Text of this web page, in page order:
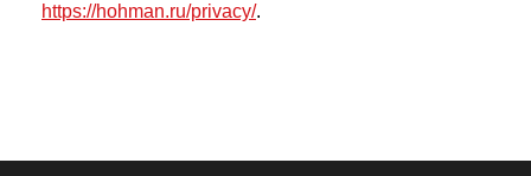
https://hohman.ru/privacy/.